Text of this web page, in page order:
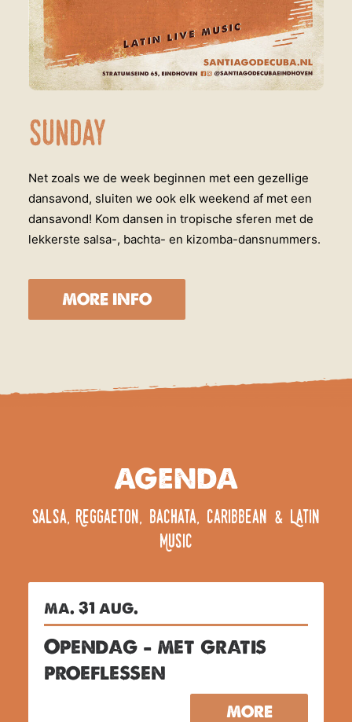
Sunday
Net zoals we de week beginnen met een gezellige
dansavond, sluiten we ook elk weekend af met een
dansavond! Kom dansen in tropische sferen met de
lekkerste salsa-, bachta- en kizomba-dansnummers.
MORE INFO
AGENDA
Salsa, Reggaeton, Bachata, Caribbean & Latin
Music
ma. 31 aug.
Opendag – met gratis
proeflessen
MORE